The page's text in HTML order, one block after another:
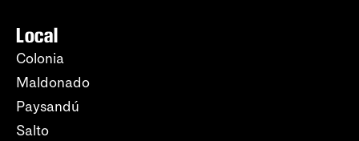
Local
Colonia
Maldonado
Paysandú
Salto